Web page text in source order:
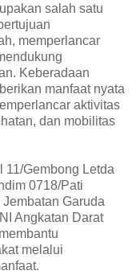
salah satu
memperlancar
Keberadaan
manfaat nyata
aktivitas
dan mobilitas
11/Gembong Letda
0718/Pati
Garuda
Angkatan Darat
melalui